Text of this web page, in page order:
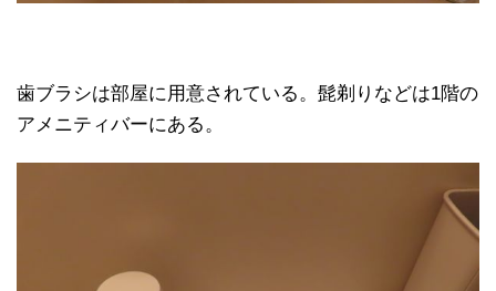
歯ブラシは部屋に用意されている。髭剃りなどは1階の
アメニティバーにある。